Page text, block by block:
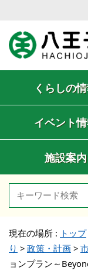
くらしの
イベント
施設案内
現在の場所 : トップ
り > 政策・計画 >
ョンプラン～